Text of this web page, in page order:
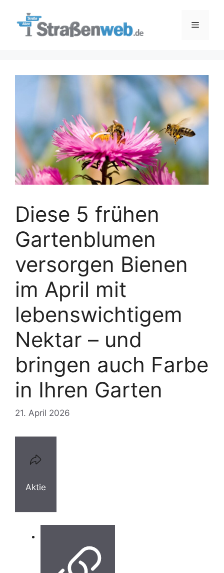
Menü
Diese 5 frühen
Gartenblumen
versorgen Bienen
im April mit
lebenswichtigem
Nektar – und
bringen auch Farbe
in Ihren Garten
21. April 2026
Aktie